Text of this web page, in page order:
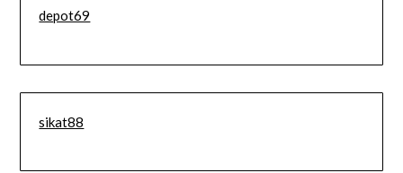
depot69
sikat88